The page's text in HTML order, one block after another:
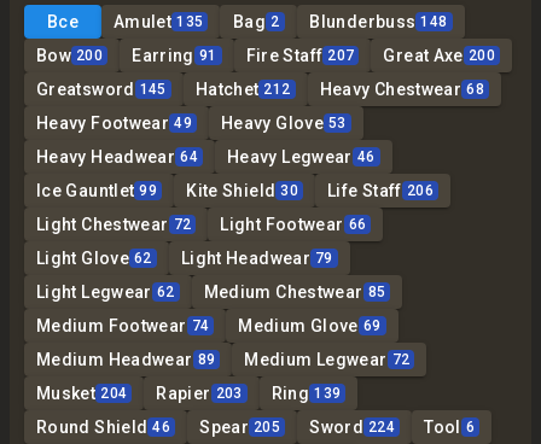
Все Amulet 135 Bag 2 Blunderbuss 148
Bow 200 Earring 91 Fire Staff 207 Great Axe 200
Greatsword 145 Hatchet 212 Heavy Chestwear 68
Heavy Footwear 49 Heavy Glove 53
Heavy Headwear 64 Heavy Legwear 46
Ice Gauntlet 99 Kite Shield 30 Life Staff 206
Light Chestwear 72 Light Footwear 66
Light Glove 62 Light Headwear 79
Light Legwear 62 Medium Chestwear 85
Medium Footwear 74 Medium Glove 69
Medium Headwear 89 Medium Legwear 72
Musket 204 Rapier 203 Ring 139
Round Shield 46 Spear 205 Sword 224 Tool 6